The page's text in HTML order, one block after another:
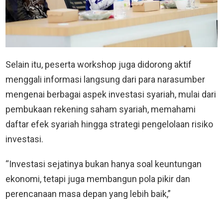
Selain itu, peserta workshop juga didorong aktif
menggali informasi langsung dari para narasumber
mengenai berbagai aspek investasi syariah, mulai dari
pembukaan rekening saham syariah, memahami
daftar efek syariah hingga strategi pengelolaan risiko
investasi.
“Investasi sejatinya bukan hanya soal keuntungan
ekonomi, tetapi juga membangun pola pikir dan
perencanaan masa depan yang lebih baik,”